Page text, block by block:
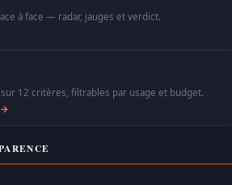
à face — radar, jauges et verdict.
12 critères, filtrables par usage et budget.
→